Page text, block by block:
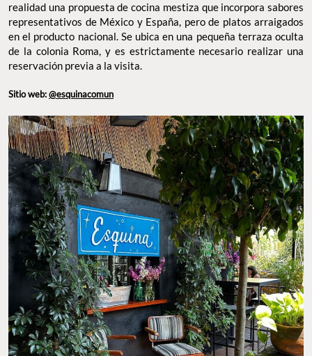
realidad una propuesta de cocina mestiza que incorpora sabores
representativos de México y España, pero de platos arraigados
en el producto nacional. Se ubica en una pequeña terraza oculta
de la colonia Roma, y es estrictamente necesario realizar una
reservación previa a la visita.
Sitio web:@esquinacomun